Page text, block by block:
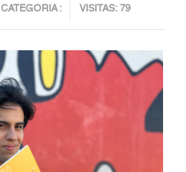
CATEGORIA : VISITAS: 79